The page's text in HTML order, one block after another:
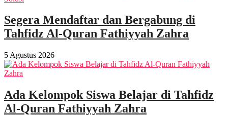
Segera Mendaftar dan Bergabung di
Tahfidz Al-Quran Fathiyyah Zahra
5 Agustus 2026
Ada Kelompok Siswa Belajar di Tahfidz
Al-Quran Fathiyyah Zahra